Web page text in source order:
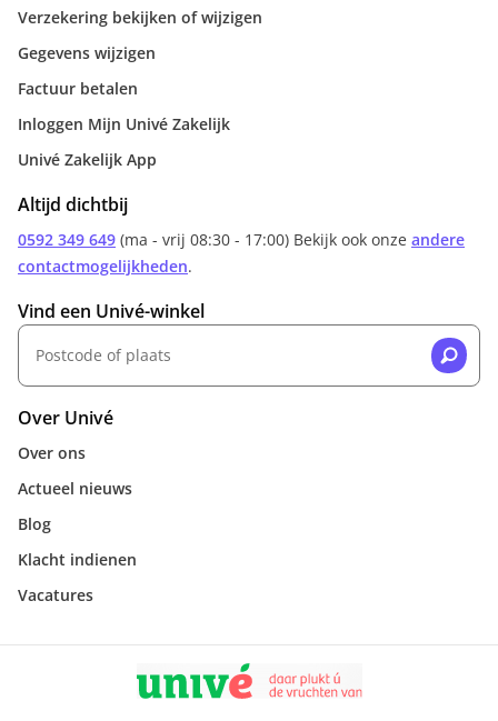
Verzekering bekijken of wijzigen
Gegevens wijzigen
Factuur betalen
Inloggen Mijn Univé Zakelijk
Univé Zakelijk App
Altijd dichtbij
0592 349 649 (ma - vrij 08:30 - 17:00) Bekijk ook onze andere
contactmogelijkheden.
Vind een Univé-winkel
Over Univé
Over ons
Actueel nieuws
Blog
Klacht indienen
Vacatures